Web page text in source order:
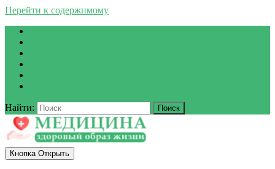
Перейти к содержимому
Найти:
Кнопка Открыть